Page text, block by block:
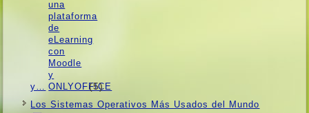
y… (5)
Los Sistemas Operativos Más Usados ​​del Mundo